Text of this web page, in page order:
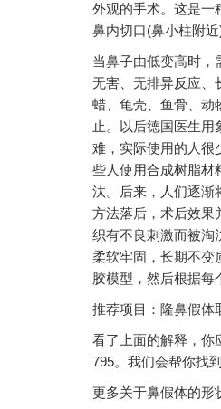
外观的手术。这是一
鼻内切口(鼻小柱附
当鼻子由低变高时，
无害、无排异反应、
蜡、龟壳、鱼骨、动
止。以后德国医生
难，实际使用的人很
些人使用合成树脂材
汰。后来，人们逐渐
方法落后，术后效果
织有不良刺激而被淘
柔软牢固，长期不变
胶模型，然后根据每
推荐项目：隆鼻假体
看了上面的解释，你
795。我们会帮你找
更多关于鼻假体的形